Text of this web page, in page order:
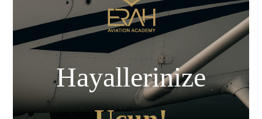
Hayallerinize